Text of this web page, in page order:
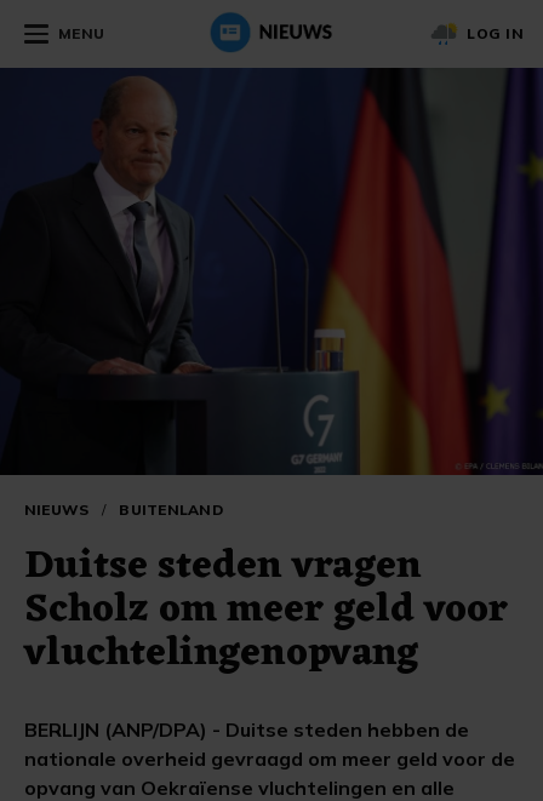
MENU LOG IN
NIEUWS / BUITENLAND
Duitse steden vragen
Scholz om meer geld voor
vluchtelingenopvang
BERLIJN (ANP/DPA) - Duitse steden hebben de
nationale overheid gevraagd om meer geld voor de
opvang van Oekraïense vluchtelingen en alle